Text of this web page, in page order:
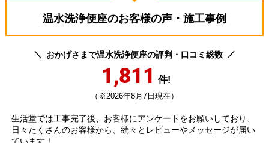
温水洗浄便座のお客様の声・施工事例
おかげさまで温水洗浄便座の評判・口コミ総数
1,811 件!
（※2026年8月7日現在）
生活堂では工事完了後、お客様にアンケートをお願いしており、
日々たくさんのお客様から、続々とレビューやメッセージが届い
ています！